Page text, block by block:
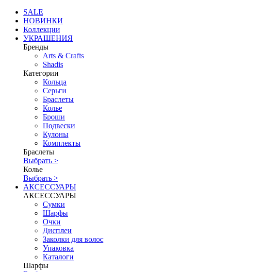
SALE
НОВИНКИ
Коллекции
УКРАШЕНИЯ
Бренды
Аrts & Сrafts
Shadis
Категории
Кольца
Серьги
Браслеты
Колье
Броши
Подвески
Кулоны
Комплекты
Браслеты
Выбрать >
Колье
Выбрать >
АКСЕССУАРЫ
АКСЕССУАРЫ
Сумки
Шарфы
Очки
Дисплеи
Заколки для волос
Упаковка
Каталоги
Шарфы